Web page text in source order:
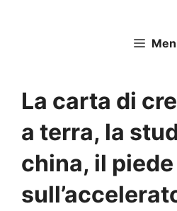
La carta di
a terra, la
china, il